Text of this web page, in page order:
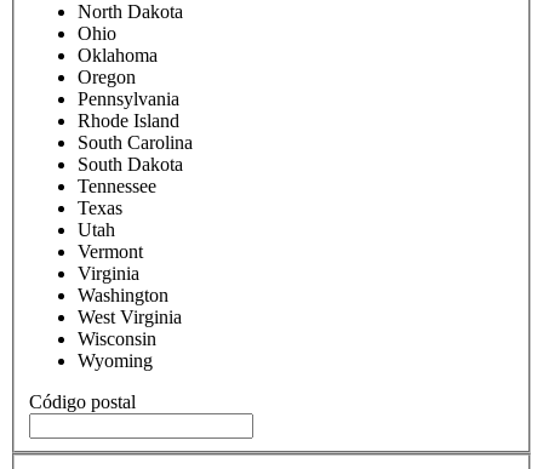
North Dakota
Ohio
Oklahoma
Oregon
Pennsylvania
Rhode Island
South Carolina
South Dakota
Tennessee
Texas
Utah
Vermont
Virginia
Washington
West Virginia
Wisconsin
Wyoming
Código postal